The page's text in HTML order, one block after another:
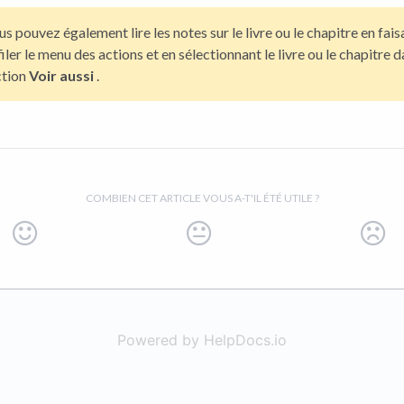
pouvez également lire les notes sur le livre ou le chapitre en
le menu des actions et en sélectionnant le livre ou le chapitre
Voir aussi .
COMBIEN CET ARTICLE VOUS A-T'IL ÉTÉ UTILE ?
Powered by HelpDocs.io